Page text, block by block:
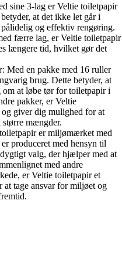
sine 3-lag er Veltie toiletpapir
at det ikke let går i
og effektiv rengøring.
færre lag, er Veltie toiletpapir
længere tid, hvilket gør det
: Med en pakke med 16 ruller
brug. Dette betyder, at
at løbe tør for toiletpapir i
pakker, er Veltie
giver dig mulighed for at
større mængder.
er miljømærket med
produceret med hensyn til
valg, der hjælper med at
med andre
er Veltie toiletpapir et
at tage ansvar for miljøet og